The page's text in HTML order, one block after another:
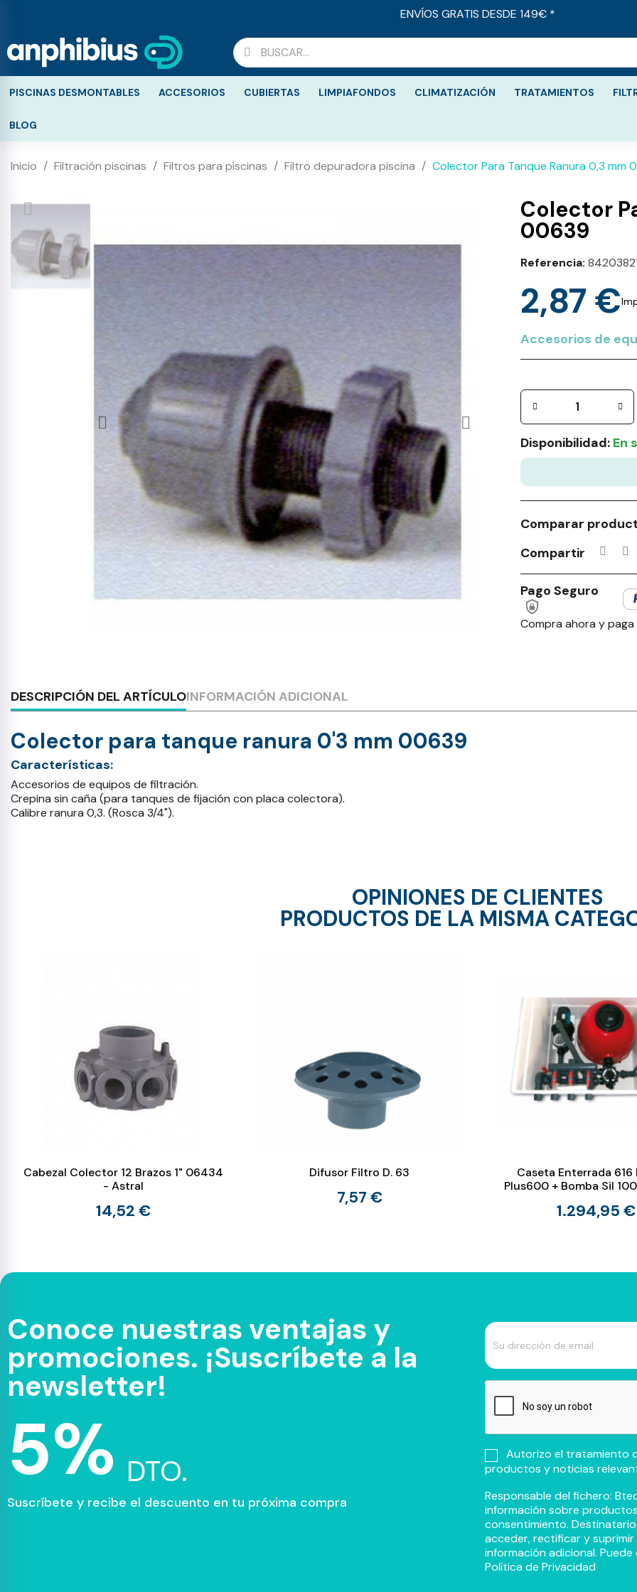
ENVÍOS GRATIS DESDE 149€ *
PISCINAS DESMONTABLES ACCESORIOS CUBIERTAS LIMPIAFONDOS CLIMATIZACIÓN TRATAMIENTOS
BLOG
Inicio Filtración piscinas Filtros para piscinas Filtro depuradora piscina Colector Para Tanque Ranura 0,3 mm
Colector
00639
Referencia
2,87 €
Accesorios de
Disponibilidad: En
Comparar
Compartir
Pago Seguro
Compra ahora y
DESCRIPCIÓN DEL ARTÍCULOINFORMACIÓN ADICIONAL
Colector para tanque ranura 0'3 mm 00639
Características:
Accesorios de equipos de filtración.
Crepina sin caña (para tanques de fijación con placa colectora).
Calibre ranura 0,3. (Rosca 3/4").
OPINIONES DE CLIENTES
PRODUCTOS DE LA MISMA
Cabezal Colector 12 Brazos 1" 06434
- Astral
14,52 €
Difusor Filtro D. 63
7,57 €
Caseta Enterrada 616
Plus600 + Bomba Sil
1.294,95 €
Conoce nuestras ventajas y
promociones. ¡Suscríbete a la
newsletter!
5% DTO.
Suscríbete y recibe el descuento en tu próxima compra
Autorizo el tratamiento
productos y noticias
Responsable del fichero:
información sobre
consentimiento.
acceder, rectificar y
información adicional.
Política de Privacidad